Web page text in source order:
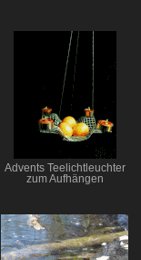
Advents Teelichtleuchter
zum Aufhängen